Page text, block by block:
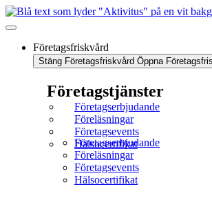
Företagsfriskvård
Stäng Företagsfriskvård Öppna
Företagstjänster
Företagserbjudande
Föreläsningar
Företagsevents
Hälsocertifikat
Företagserbjudande
Föreläsningar
Företagsevents
Hälsocertifikat